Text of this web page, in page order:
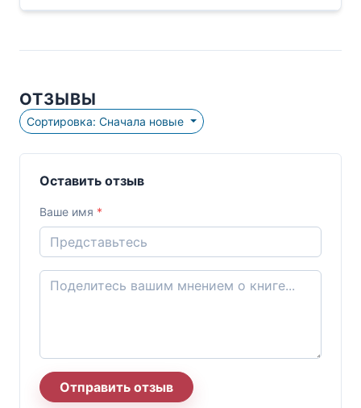
ОТЗЫВЫ
Сортировка: Сначала новые
Оставить отзыв
Ваше имя *
Отправить отзыв